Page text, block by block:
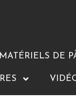
MATÉRIELS DE